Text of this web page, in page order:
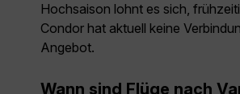
Hochsaison lohnt es sich,
Condor hat aktuell keine
Angebot.
Wann sind Flüge nach